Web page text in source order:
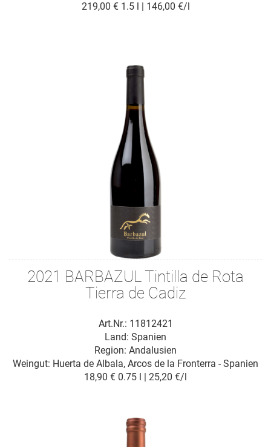
219,00 € 1.5 l | 146,00 €/l
2021 BARBAZUL Tintilla de Rota
Tierra de Cadiz
Art.Nr.: 11812421
Region: Andalusien
Weingut: Huerta de Albala, Arcos de la Fronterra - Spanien
Land: Spanien
18,90 € 0.75 l | 25,20 €/l